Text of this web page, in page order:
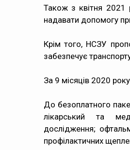
Також з квітня 2021
надавати допомогу
Крім того, НСЗУ
забезпечує
За 9 місяців 2020
До безоплатного
лікарський та
дослідження;
профілактичних